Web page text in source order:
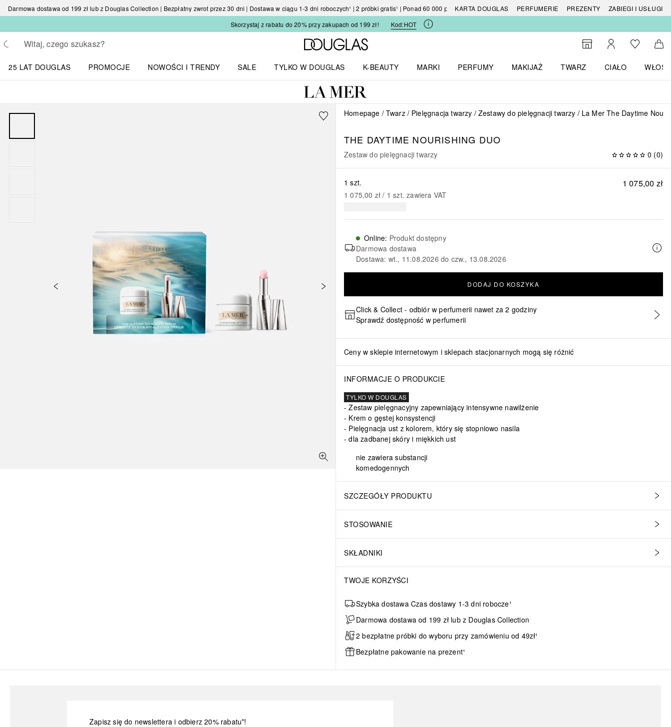
Darmowa dostawa od 199 zł lub z Douglas Collection | Bezpłatny zwrot przez 30 dni | Dostawa w ciągu 1-3 dni roboczych¹ | 2 próbki gratis¹ | Ponad 60 000 produktówKARTA DOUGLAS PERFUMERIE PREZENTY
ZABIEGI I USŁUGI
Skorzystaj z rabatu do 20% przy zakupach od 199 zł!
Kod:HOT
Wracać
Wykonaj wyszukiwanie
Strona główna Douglas
Do wyszukiwarki
Moje kontoDo listyDo
25 LAT DOUGLAS
PROMOCJE
NOWOŚCI I TRENDY
SALE
TYLKO W DOUGLAS
K-BEAUTY
MARKI
PERFUMY
MAKIJAŻ
TWARZ
CIAŁO
WŁOSY
Homepage Twarz Pielęgnacja twarzy Zestawy do pielęgnacji twarzy La Mer The Daytime
THE DAYTIME NOURISHING DUO
Zestaw do pielęgnacji twarzy 0 (0)
1 075,00 zł
1 szt.
1 075,00 zł / 1 szt. zawiera VAT
Online: Produkt dostępny
Darmowa dostawa
Dostawa: wt., 11.08.2026 do czw., 13.08.2026
DODAJ DO KOSZYKA
Click & Collect - odbiór w perfumerii nawet za 2 godziny
Sprawdź dostępność w perfumerii
Ceny w sklepie internetowym i sklepach stacjonarnych mogą się różnić
INFORMACJE O PRODUKCIE
TYLKO W DOUGLAS
Zestaw pielęgnacyjny zapewniający intensywne nawilżenie
Krem o gęstej konsystencji
Pielęgnacja ust z kolorem, który się stopniowo nasila
dla zadbanej skóry i miękkich ust
nie zawiera substancji
komedogennych
SZCZEGÓŁY PRODUKTU
STOSOWANIE
SKŁADNIKI
TWOJE KORZYŚCI
Szybka dostawa Czas dostawy 1-3 dni robocze¹
Darmowa dostawa od 199 zł lub z Douglas Collection
2 bezpłatne próbki do wyboru przy zamówieniu od 49zł¹
Bezpłatne pakowanie na prezent¹
Zapisz się do newslettera i odbierz 20% rabatu*!